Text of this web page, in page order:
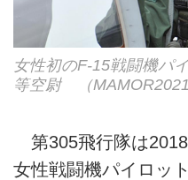
女性初のF-15戦闘機パ
等空尉 （MAMOR2021
第305飛行隊は
女性戦闘機パイロッ